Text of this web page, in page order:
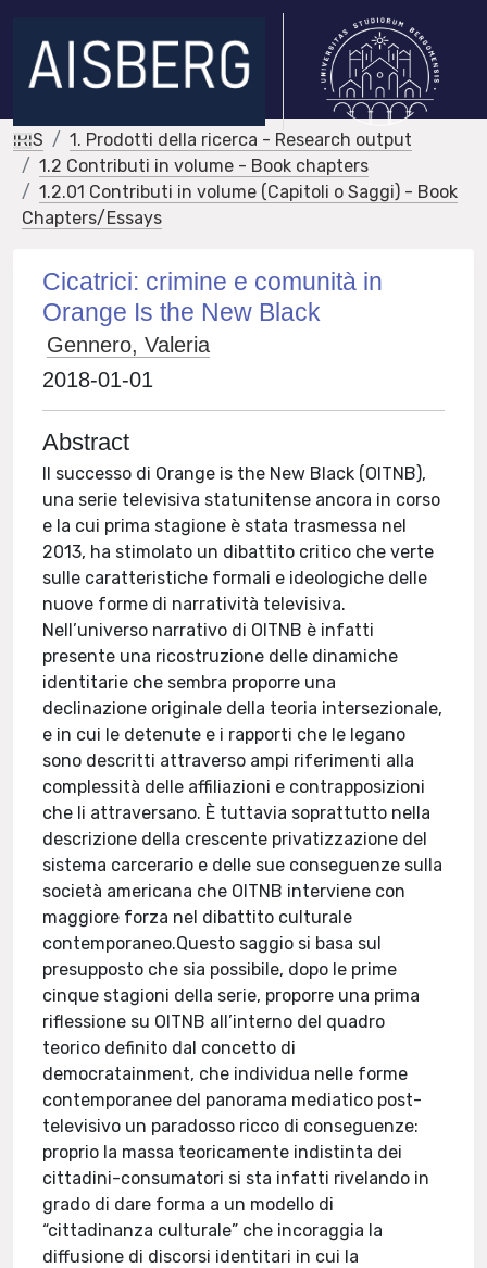
IRIS
1. Prodotti della ricerca - Research output
1.2 Contributi in volume - Book chapters
1.2.01 Contributi in volume (Capitoli o Saggi) - Book
Chapters/Essays
Cicatrici: crimine e comunità in
Orange Is the New Black
Gennero, Valeria
2018-01-01
Abstract
Il successo di Orange is the New Black (OITNB),
una serie televisiva statunitense ancora in corso
e la cui prima stagione è stata trasmessa nel
2013, ha stimolato un dibattito critico che verte
sulle caratteristiche formali e ideologiche delle
nuove forme di narratività televisiva.
Nell’universo narrativo di OITNB è infatti
presente una ricostruzione delle dinamiche
identitarie che sembra proporre una
declinazione originale della teoria intersezionale,
e in cui le detenute e i rapporti che le legano
sono descritti attraverso ampi riferimenti alla
complessità delle affiliazioni e contrapposizioni
che li attraversano. È tuttavia soprattutto nella
descrizione della crescente privatizzazione del
sistema carcerario e delle sue conseguenze sulla
società americana che OITNB interviene con
maggiore forza nel dibattito culturale
contemporaneo.Questo saggio si basa sul
presupposto che sia possibile, dopo le prime
cinque stagioni della serie, proporre una prima
riflessione su OITNB all’interno del quadro
teorico definito dal concetto di
democratainment, che individua nelle forme
contemporanee del panorama mediatico post-
televisivo un paradosso ricco di conseguenze:
proprio la massa teoricamente indistinta dei
cittadini-consumatori si sta infatti rivelando in
grado di dare forma a un modello di
“cittadinanza culturale” che incoraggia la
diffusione di discorsi identitari in cui la